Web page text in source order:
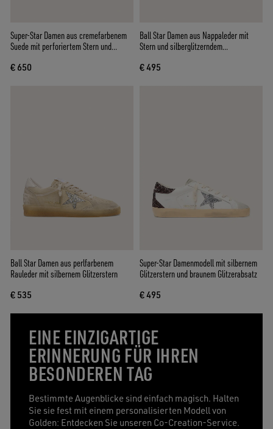
Super-Star Damen aus cremefarbenem
Suede mit perforiertem Stern und
€ 650
Ball Star Damen aus Nappaleder mit
Stern und silberglitzerndem
€ 495
Ball Star Damen aus perlfarbenem
Rauleder mit silbernem Glitzerstern
€ 535
Super-Star Damenmodell mit silbernem
Glitzerstern und braunem Glitzerabsatz
€ 495
EINE EINZIGARTIGE
ERINNERUNG FÜR IHREN
BESONDEREN TAG
Bestimmte Augenblicke sind einfach magisch. Halten
Sie sie fest mit einem personalisierten Modell von
Golden: Entdecken Sie unseren Co-Creation-Service.